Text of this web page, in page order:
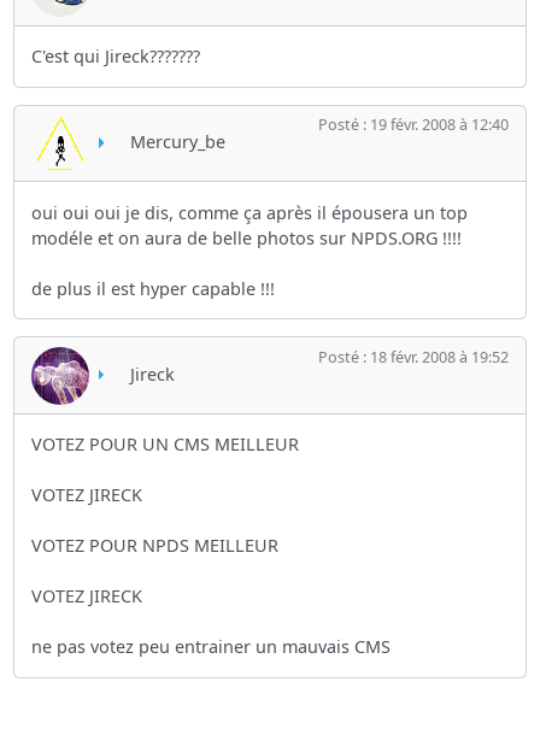
C'est qui Jireck???????
Mercury_be
Posté : 19 févr. 2008 à 12:40
oui oui oui je dis, comme ça après il épousera un top
modéle et on aura de belle photos sur NPDS.ORG !!!!
de plus il est hyper capable !!!
Jireck
Posté : 18 févr. 2008 à 19:52
VOTEZ POUR UN CMS MEILLEUR
VOTEZ JIRECK
VOTEZ POUR NPDS MEILLEUR
VOTEZ JIRECK
ne pas votez peu entrainer un mauvais CMS